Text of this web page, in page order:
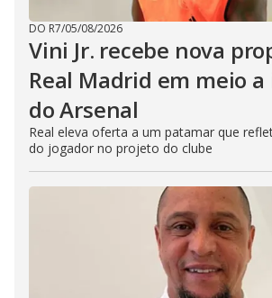
DO R7/05/08/2026
Vini Jr. recebe nova
Real Madrid em meio
do Arsenal
Real eleva oferta a um patamar que
do jogador no projeto do clube